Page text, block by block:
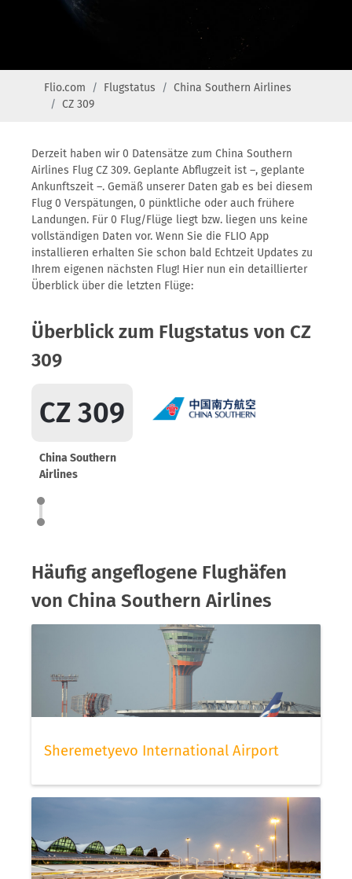
Flio.com Flugstatus
China Southern Airlines
CZ 309
Derzeit haben wir 0 Datensätze zum China Southern
Airlines Flug CZ 309. Geplante Abflugzeit ist –, geplante
Ankunftszeit –. Gemäß unserer Daten gab es bei diesem
Flug 0 Verspätungen, 0 pünktliche oder auch frühere
Landungen. Für 0 Flug/Flüge liegt bzw. liegen uns keine
vollständigen Daten vor. Wenn Sie die FLIO App
installieren erhalten Sie schon bald Echtzeit Updates zu
Ihrem eigenen nächsten Flug! Hier nun ein detaillierter
Überblick über die letzten Flüge:
Überblick zum Flugstatus von CZ
309
CZ 309
China Southern
Airlines
Häufig angeflogene Flughäfen
von China Southern Airlines
Sheremetyevo International Airport